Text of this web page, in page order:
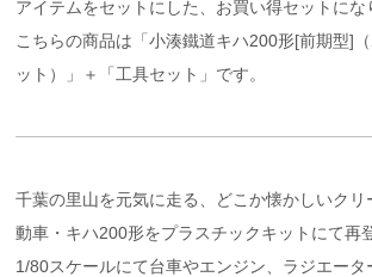
アイテムをセットにした、お買い得セットにな
こちらの商品は「小湊鐵道キハ200形[前期型]
ット）」＋「工具セット」です。
千葉の里山を元気に走る、どこか懐かしいク
動車・キハ200形をプラスチックキットにて再
1/80スケールにて台車やエンジン、ラジエー